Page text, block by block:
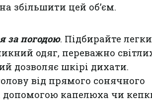
збільшити цей об’єм.
за погодою. Підбирайте
одяг, переважно
дозволяє шкірі дихати.
від прямого сонячного
допомогою капелюха чи